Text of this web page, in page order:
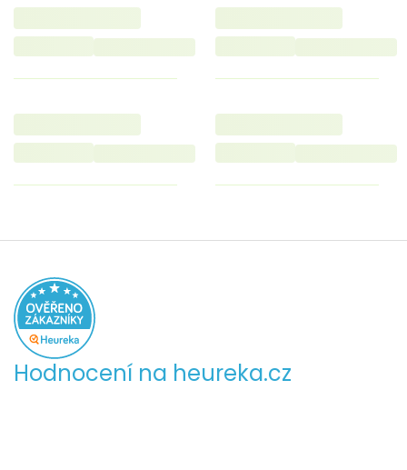
Hodnocení na heureka.cz